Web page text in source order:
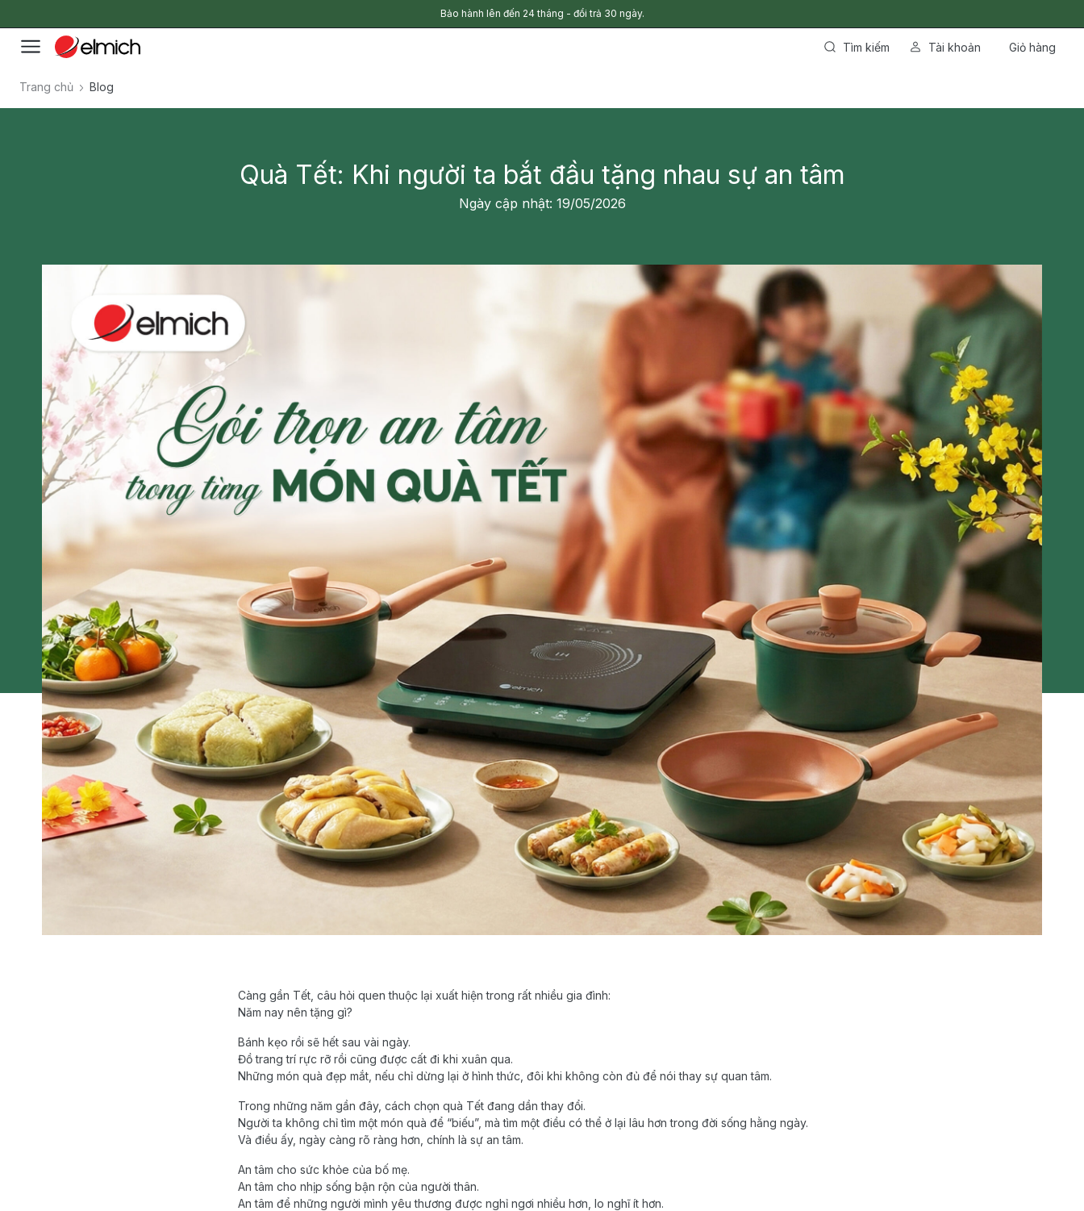
Bảo hành lên đến 24 tháng - đổi trả 30 ngày.
Tìm kiếm Tài khoản Giỏ hàng
Trang chủ Blog
Quà Tết: Khi người ta bắt đầu tặng nhau sự an tâm
Ngày cập nhật: 19/05/2026
Càng gần Tết, câu hỏi quen thuộc lại xuất hiện trong rất nhiều gia đình:
Năm nay nên tặng gì?
Bánh kẹo rồi sẽ hết sau vài ngày.
Đồ trang trí rực rỡ rồi cũng được cất đi khi xuân qua.
Những món quà đẹp mắt, nếu chỉ dừng lại ở hình thức, đôi khi không còn đủ để nói thay sự quan tâm.
Trong những năm gần đây, cách chọn quà Tết đang dần thay đổi.
Người ta không chỉ tìm một món quà để “biếu”, mà tìm một điều có thể ở lại lâu hơn trong đời sống hằng ngày.
Và điều ấy, ngày càng rõ ràng hơn, chính là sự an tâm.
An tâm cho sức khỏe của bố mẹ.
An tâm cho nhịp sống bận rộn của người thân.
An tâm để những người mình yêu thương được nghỉ ngơi nhiều hơn, lo nghĩ ít hơn.